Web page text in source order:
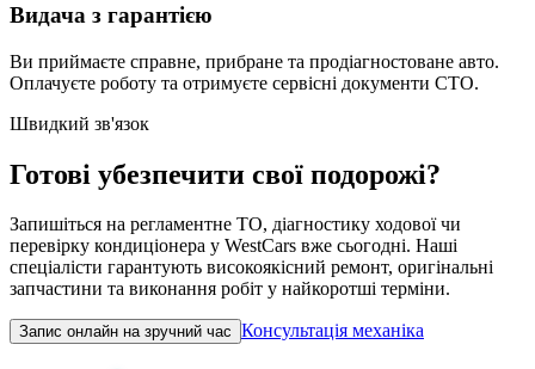
Видача з гарантією
Ви приймаєте справне, прибране та продіагностоване авто.
Оплачуєте роботу та отримуєте сервісні документи СТО.
Швидкий зв'язок
Готові убезпечити свої подорожі?
Запишіться на регламентне ТО, діагностику ходової чи
перевірку кондиціонера у WestCars вже сьогодні. Наші
спеціалісти гарантують високоякісний ремонт, оригінальні
запчастини та виконання робіт у найкоротші терміни.
Запис онлайн на зручний час Консультація механіка